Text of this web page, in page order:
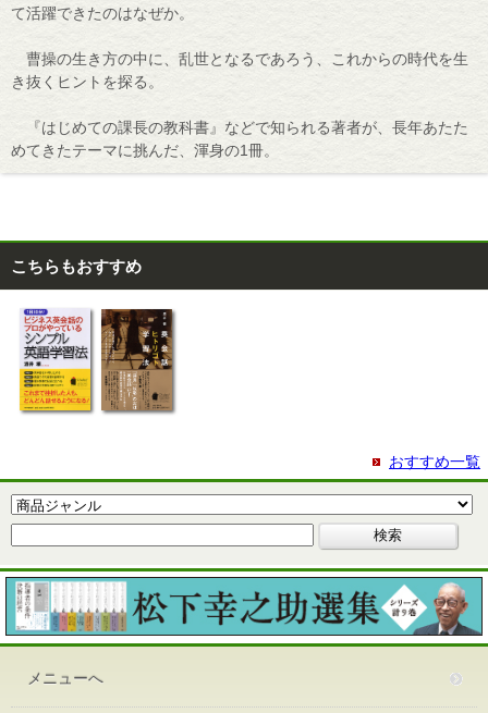
て活躍できたのはなぜか。
曹操の生き方の中に、乱世となるであろう、これからの時代を生
き抜くヒントを探る。
『はじめての課長の教科書』などで知られる著者が、長年あたた
めてきたテーマに挑んだ、渾身の1冊。
こちらもおすすめ
おすすめ一覧
メニューへ